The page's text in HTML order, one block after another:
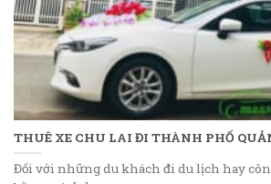
THUÊ XE CHU LAI ĐI THÀNH PHỐ
Đối với những du khách đi du lịch hay